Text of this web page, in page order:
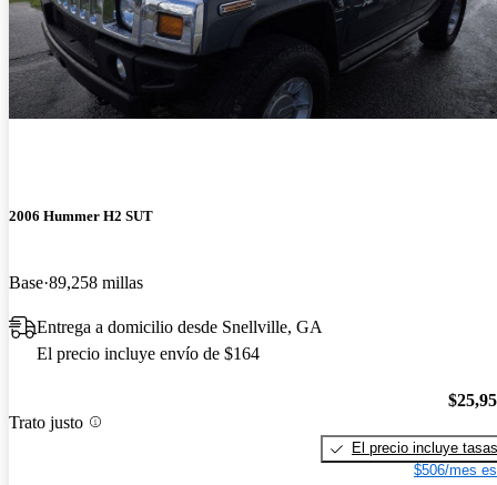
2006 Hummer H2 SUT
Base 89,258 millas
Entrega a domicilio desde Snellville, GA
El precio incluye envío de $164
Trato justo
El precio incluye tasas
$506/mes